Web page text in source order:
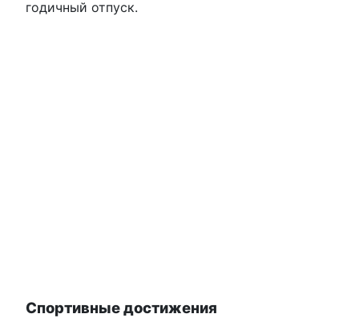
годичный отпуск.
Спортивные достижения